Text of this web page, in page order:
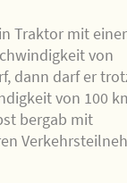
Traktor mit einer
von
dann darf er
von 100
bergab mit